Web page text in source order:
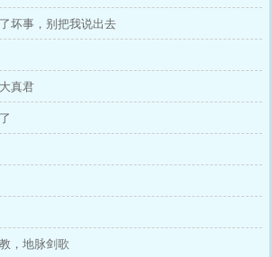
坏事，别把我说出去
真君
，地脉剑歌